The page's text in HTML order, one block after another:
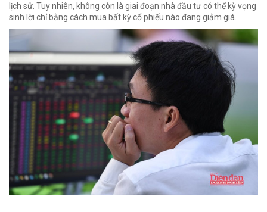
lịch sử. Tuy nhiên, không còn là giai đoạn nhà đầu tư có thể kỳ vọng
sinh lời chỉ bằng cách mua bất kỳ cổ phiếu nào đang giảm giá.